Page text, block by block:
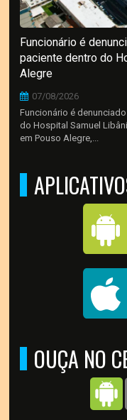
Funcionário é
paciente dentro do
Alegre
07/08/2026
Funcionário é
do Hospital Samuel
em Pouso Alegre,...
OUÇA NO